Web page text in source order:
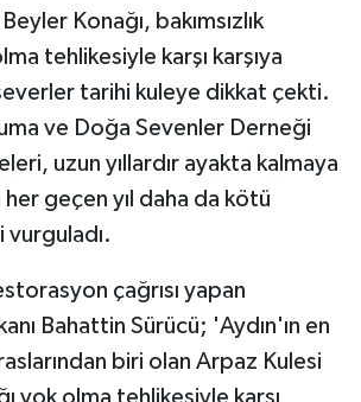
Konağı, bakımsızlık
tehlikesiyle karşı karşıya
tarihi kuleye dikkat çekti.
ve Doğa Sevenler Derneği
uzun yıllardır ayakta kalmaya
her geçen yıl daha da kötü
çağrısı yapan
Bahattin Sürücü; 'Aydın'ın en
biri olan Arpaz Kulesi